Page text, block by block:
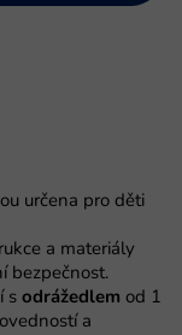
určena pro děti
a materiály
bezpečnost.
s odrážedlem od 1
a